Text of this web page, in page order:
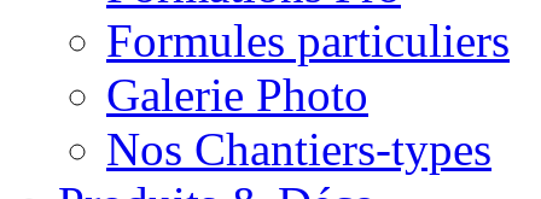
Formules particuliers
Galerie Photo
Nos Chantiers-types